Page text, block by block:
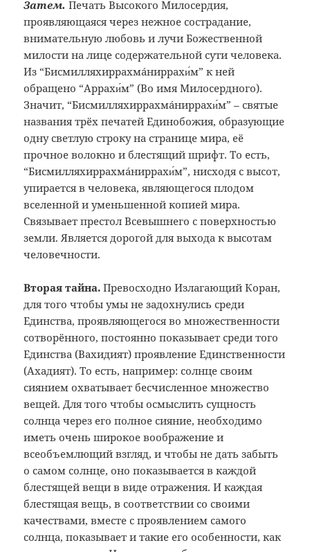
Затем. Печать Высокого Милосердия,
проявляющаяся через нежное сострадание,
внимательную любовь и лучи Божественной
милости на лице ­содержательной сути человека.
Из “Бисмилляхиррахмáниррахи́м” к ней
обращено “Аррахи́м” (Во имя Милосердного).
Значит, “Бисмилляхир­рахмáниррахи́м” – святые
названия трёх печатей Единобожия, образующие
одну светлую строку на странице мира, её
прочное волокно и блестящий шрифт. То есть,
“Бисмилляхиррахмáниррахи́м”, нисходя с высот,
упирается в чело­века, являющегося плодом
вселенной и уменьшенной копией мира.
Связывает престол Всевышнего с поверхностью
земли. Является дорогой для выхода к высотам
человечности.
Вторая тайна.Превосходно Излагающий Коран,
для того чтобы умы не задохнулись среди
Единства, проявляющегося во множественности
сотворённого, постоянно показывает среди того
Единства (Вахидият) проявление Единственности
(Ахадият). То есть, например: солнце своим
сиянием охватывает бесчисленное множество
вещей. Для того чтобы осмыслить сущность
солнца через его полное сияние, необходимо
иметь очень широкое воображение и
всеобъемлющий взгляд, и чтобы не дать забыть
о самом солнце, оно показывается в каждой
блестящей вещи в виде отражения. И каждая
блестящая вещь, в соответствии со своими
качествами, вместе с проявлением самого
солнца, показывает и такие его особенности, как